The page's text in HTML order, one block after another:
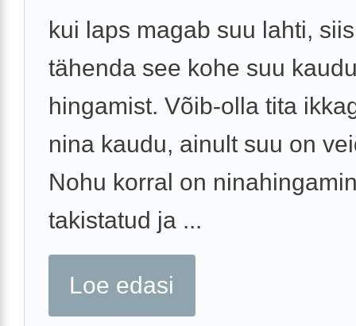
kui laps magab suu lahti,
tähenda see kohe suu
hingamist. Võib-olla tita
nina kaudu, ainult suu on
Nohu korral on
takistatud ja ...
Loe edasi